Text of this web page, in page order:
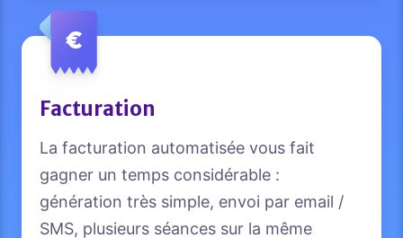
Facturation
La facturation automatisée vous fait
gagner un temps considérable :
génération très simple, envoi par email /
SMS, plusieurs séances sur la même